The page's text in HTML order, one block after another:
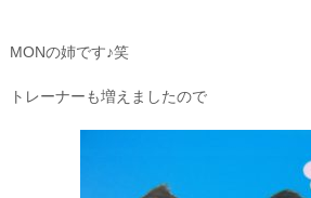
MONの姉です♪笑
トレーナーも増えましたので